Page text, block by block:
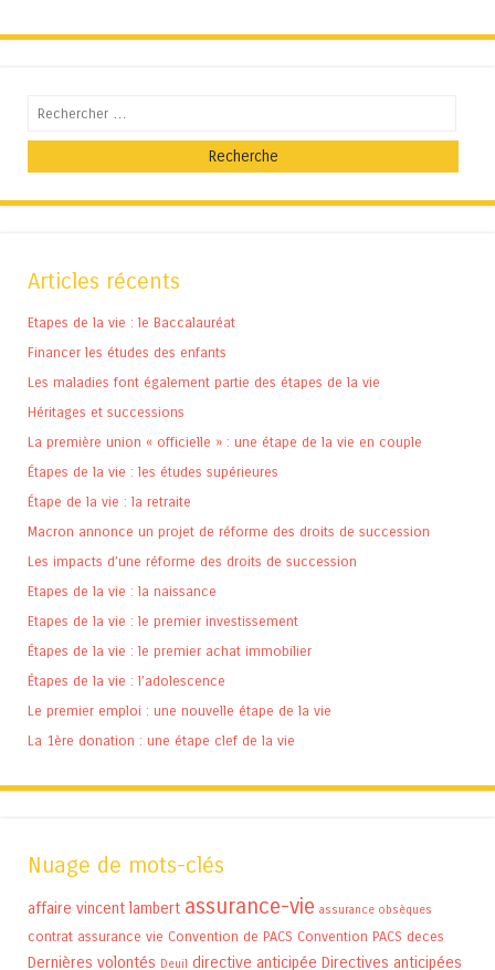
Recherche
Articles récents
Etapes de la vie : le Baccalauréat
Financer les études des enfants
Les maladies font également partie des étapes de la vie
Héritages et successions
La première union « officielle » : une étape de la vie en couple
Étapes de la vie : les études supérieures
Étape de la vie : la retraite
Macron annonce un projet de réforme des droits de succession
Les impacts d’une réforme des droits de succession
Etapes de la vie : la naissance
Etapes de la vie : le premier investissement
Étapes de la vie : le premier achat immobilier
Étapes de la vie : l’adolescence
Le premier emploi : une nouvelle étape de la vie
La 1ère donation : une étape clef de la vie
Nuage de mots-clés
affaire vincent lambert assurance-vie assurance obsèques
contrat assurance vie Convention de PACS Convention PACS deces
Dernières volontés Deuil directive anticipée Directives anticipées